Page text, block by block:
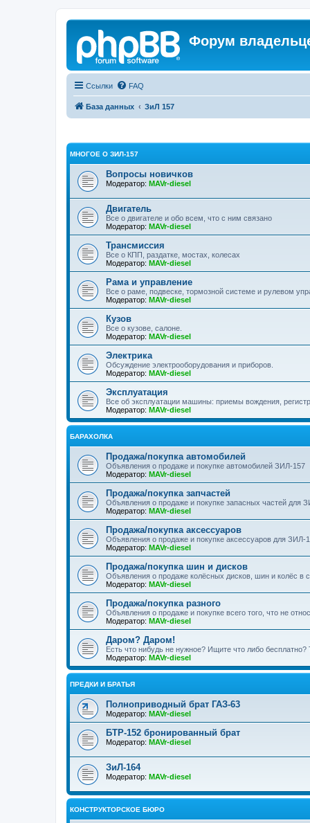
Форум
Ссылки FAQ
База данных ЗиЛ 157
МНОГОЕ О ЗИЛ-157
Вопросы новичков
Модератор: MAVr-diesel
Двигатель
Все о двигателе и обо всем, что с ним связано
Модератор: MAVr-diesel
Трансмиссия
Все о КПП, раздатке, мостах, колесах
Модератор: MAVr-diesel
Рама и управление
Все о раме, подвеске, тормозной системе и рулевом
Модератор: MAVr-diesel
Кузов
Все о кузове, салоне.
Модератор: MAVr-diesel
Электрика
Обсуждение электрооборудования и приборов.
Модератор: MAVr-diesel
Эксплуатация
Все об эксплуатации машины: приемы вождения,
Модератор: MAVr-diesel
БАРАХОЛКА
Продажа/покупка автомобилей
Объявления о продаже и покупке автомобилей ЗИЛ-157
Модератор: MAVr-diesel
Продажа/покупка запчастей
Объявления о продаже и покупке запасных частей для
Модератор: MAVr-diesel
Продажа/покупка аксессуаров
Объявления о продаже и покупке аксессуаров для ЗИЛ-
Модератор: MAVr-diesel
Продажа/покупка шин и дисков
Объявления о продаже колёсных дисков, шин и колёс в
Модератор: MAVr-diesel
Продажа/покупка разного
Объявления о продаже и покупке всего того, что не
Модератор: MAVr-diesel
Даром? Даром!
Есть что нибудь не нужное? Ищите что либо бесплатно?
Модератор: MAVr-diesel
ПРЕДКИ И БРАТЬЯ
Полноприводный брат ГАЗ-63
Модератор: MAVr-diesel
БТР-152 бронированный брат
Модератор: MAVr-diesel
ЗиЛ-164
Модератор: MAVr-diesel
КОНСТРУКТОРСКОЕ БЮРО